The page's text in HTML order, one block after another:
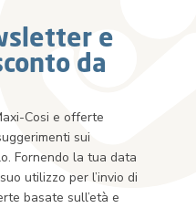
e
da
Cosi e offerte
sui
Fornendo la tua data
utilizzo per l’invio di
basate sull’età e